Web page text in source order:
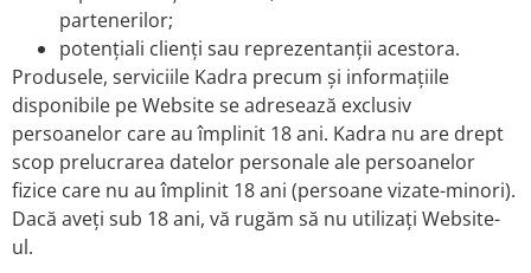
partenerilor;
potențiali clienți sau reprezentanții acestora.
Produsele, serviciile Kadra precum și informațiile
disponibile pe Website se adresează exclusiv
persoanelor care au împlinit 18 ani. Kadra nu are drept
scop prelucrarea datelor personale ale persoanelor
fizice care nu au împlinit 18 ani (persoane vizate-minori).
Dacă aveți sub 18 ani, vă rugăm să nu utilizați Website-
ul.